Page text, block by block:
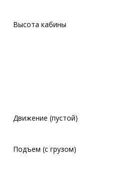
Высота кабины
Движение (пустой)
Подъем (с грузом)